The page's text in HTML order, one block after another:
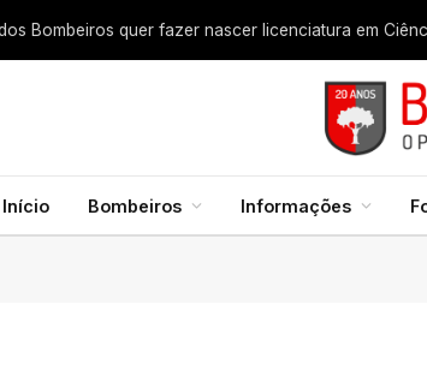
Início Bombeiros Informações